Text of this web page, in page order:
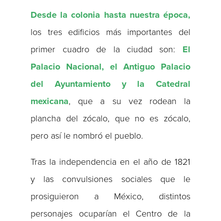
Desde la colonia hasta nuestra época,
los tres edificios más importantes del
primer cuadro de la ciudad son: El
Palacio Nacional, el Antiguo Palacio
del Ayuntamiento y la Catedral
mexicana, que a su vez rodean la
plancha del zócalo, que no es zócalo,
pero así le nombró el pueblo.
Tras la independencia en el año de 1821
y las convulsiones sociales que le
prosiguieron a México, distintos
personajes ocuparían el Centro de la